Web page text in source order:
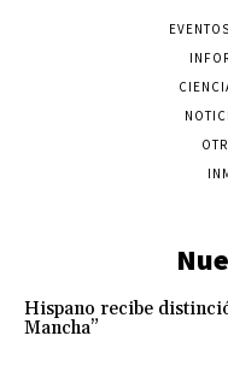
Hispano recibe
Mancha”